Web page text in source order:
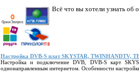
Всё что вы хотели узнать об
Настройка DVB-S плат SKYSTAR, TWINHANDTV,
Настройка и подключение DVB, DVB-S карт
однонаправленным интернетом. Особенности